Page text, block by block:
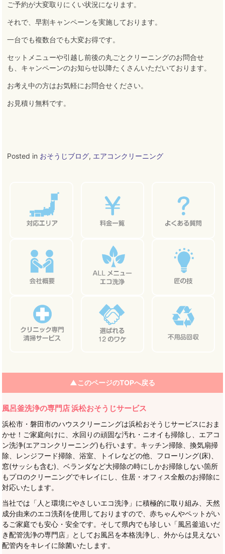
ご予約が大変取りにくい状況になります。
それで、早割キャンペーンを実施しております。
一台でも複数台でも大変お得です。
セットメニューや引越し前後の丸ごとクリーニングのお問合せ
も、キャンペーンのお知らせ以降たくさんいただいております。
お考え中の方はお気軽にお問合せください。
お見積り無料です。
Posted in おそうじブログ, エアコンクリーニング
▲このページのTOPへ戻る
風呂釜洗浄の専門店 浜松おそうじサービス
浜松市・磐田市のハウスクリーニングは浜松おそうじサービスにおま
かせ！ご家庭向けに、水回りの頑固な汚れ・ニオイも掃除し、エアコ
ン洗浄(エアコンクリーニング)も行います。キッチン掃除、換気扇掃
除、レンジフード掃除、浴室、トイレなどの他、フローリング(床)、
窓(サッシも含む)、ベランダなど大掃除の時にしかお掃除しない箇所
もプロのクリーニングでキレイにし、住居・オフィス全般のお掃除に
対応いたします。
当社では「人と環境にやさしいエコ洗浄」に積極的に取り組み、天然
成分由来のエコ洗剤を使用しておりますので、赤ちゃんやペットがい
るご家庭でも安心・安全です。そして県内でも珍しい「風呂釜追いだ
き配管洗浄の専門店」としてお風呂を本格洗浄し、外からは見えない
配管内をキレイに除菌いたします。